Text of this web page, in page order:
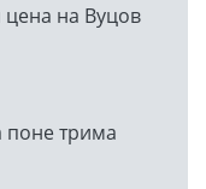
цена на Вуцов
трима